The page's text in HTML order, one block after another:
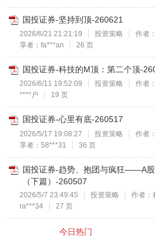
国投证券-坚持到顶-260621
2026/6/21 21:21:19 投资策略 作者
享者：fa***an
26 页
国投证券-科技的M顶：第二个顶-
2026/6/11 19:52:09 投资策略 作者
****户
19 页
国投证券-心里有底-260517
2026/5/17 19:08:27 投资策略 作者
享者：58***31
36 页
国投证券-趋势、抱团与疯狂——A股
（下篇）-260507
2026/5/7 23:49:45 投资策略 作者：
ra***34
27 页
今日热门